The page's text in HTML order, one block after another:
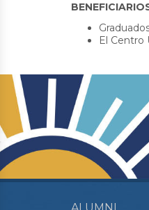
El Centro